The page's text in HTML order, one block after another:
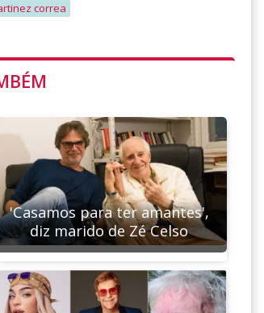
correa
'Casamos para ter amantes',
diz marido de Zé Celso